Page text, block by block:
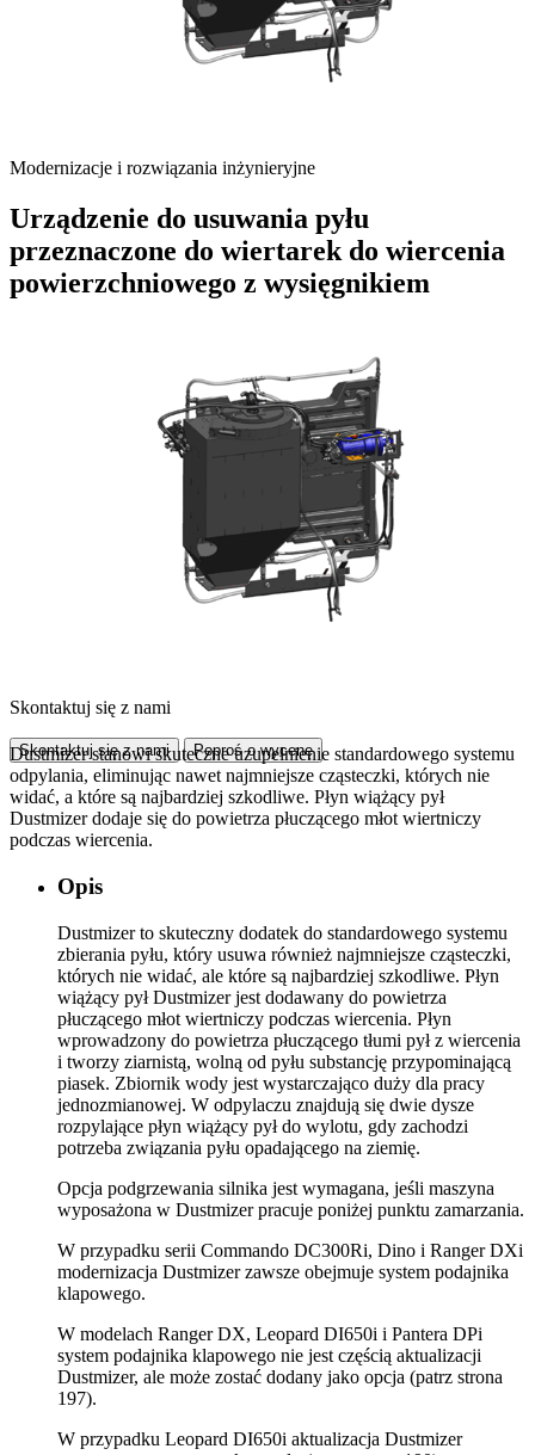
Modernizacje i rozwiązania inżynieryjne
Urządzenie do usuwania pyłu
przeznaczone do wiertarek do wiercenia
powierzchniowego z wysięgnikiem
Skontaktuj się z nami
Skontaktuj się z nami Poproś o wycenę
Dustmizer stanowi skuteczne uzupełnienie standardowego systemu
odpylania, eliminując nawet najmniejsze cząsteczki, których nie
widać, a które są najbardziej szkodliwe. Płyn wiążący pył
Dustmizer dodaje się do powietrza płuczącego młot wiertniczy
podczas wiercenia.
Opis
Dustmizer to skuteczny dodatek do standardowego systemu
zbierania pyłu, który usuwa również najmniejsze cząsteczki,
których nie widać, ale które są najbardziej szkodliwe. Płyn
wiążący pył Dustmizer jest dodawany do powietrza
płuczącego młot wiertniczy podczas wiercenia. Płyn
wprowadzony do powietrza płuczącego tłumi pył z wiercenia
i tworzy ziarnistą, wolną od pyłu substancję przypominającą
piasek. Zbiornik wody jest wystarczająco duży dla pracy
jednozmianowej. W odpylaczu znajdują się dwie dysze
rozpylające płyn wiążący pył do wylotu, gdy zachodzi
potrzeba związania pyłu opadającego na ziemię.
Opcja podgrzewania silnika jest wymagana, jeśli maszyna
wyposażona w Dustmizer pracuje poniżej punktu zamarzania.
W przypadku serii Commando DC300Ri, Dino i Ranger DXi
modernizacja Dustmizer zawsze obejmuje system podajnika
klapowego.
W modelach Ranger DX, Leopard DI650i i Pantera DPi
system podajnika klapowego nie jest częścią aktualizacji
Dustmizer, ale może zostać dodany jako opcja (patrz strona
197).
W przypadku Leopard DI650i aktualizacja Dustmizer